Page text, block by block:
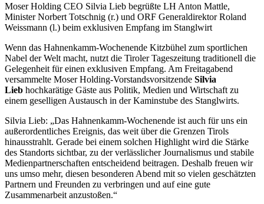
Moser Holding CEO Silvia Lieb begrüßte LH Anton Mattle,
Minister Norbert Totschnig (r.) und ORF Generaldirektor Roland
Weissmann (l.) beim exklusiven Empfang im Stanglwirt
Wenn das Hahnenkamm-Wochenende Kitzbühel zum sportlichen
Nabel der Welt macht, nutzt die Tiroler Tageszeitung traditionell die
Gelegenheit für einen exklusiven Empfang. Am Freitagabend
versammelte Moser Holding-Vorstandsvorsitzende Silvia
Lieb hochkarätige Gäste aus Politik, Medien und Wirtschaft zu
einem geselligen Austausch in der Kaminstube des Stanglwirts.
Silvia Lieb: „Das Hahnenkamm-Wochenende ist auch für uns ein
außerordentliches Ereignis, das weit über die Grenzen Tirols
hinausstrahlt. Gerade bei einem solchen Highlight wird die Stärke
des Standorts sichtbar, zu der verlässlicher Journalismus und stabile
Medienpartnerschaften entscheidend beitragen. Deshalb freuen wir
uns umso mehr, diesen besonderen Abend mit so vielen geschätzten
Partnern und Freunden zu verbringen und auf eine gute
Zusammenarbeit anzustoßen.“